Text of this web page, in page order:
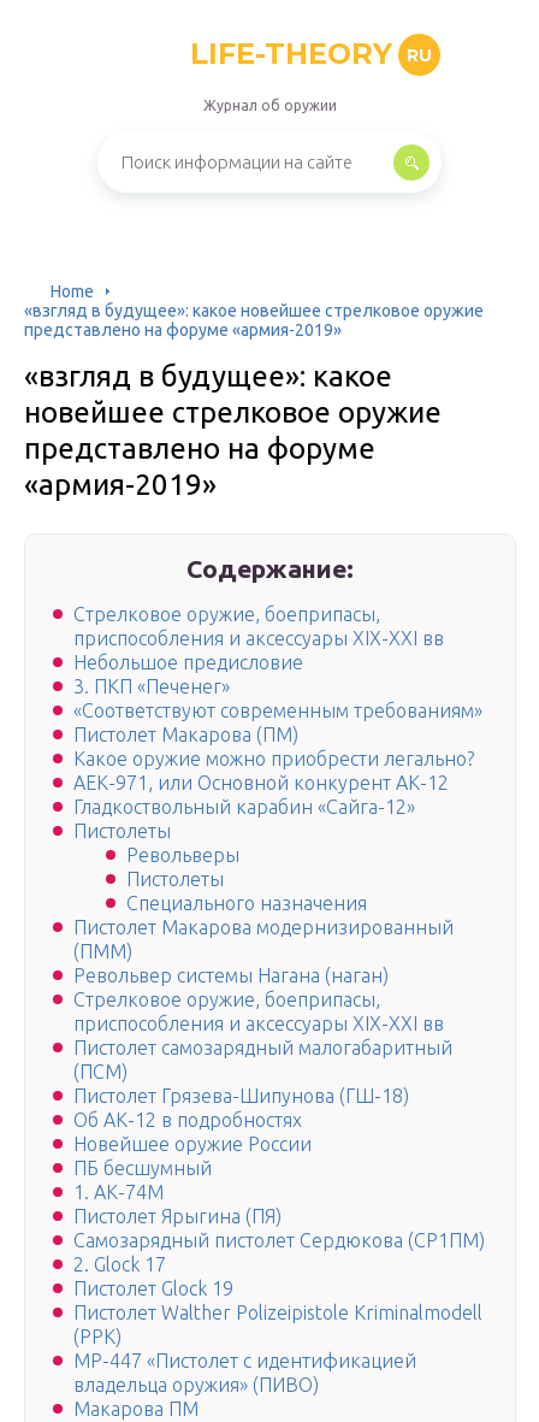
LIFE-THEORY RU
Журнал об оружии
Home
«взгляд в будущее»: какое новейшее стрелковое оружие
представлено на форуме «армия-2019»
«взгляд в будущее»: какое
новейшее стрелковое оружие
представлено на форуме
«армия-2019»
Содержание:
Стрелковое оружие, боеприпасы,
приспособления и аксессуары XIX-XXI вв
Небольшое предисловие
3. ПКП «Печенег»
«Соответствуют современным требованиям»
Пистолет Макарова (ПМ)
Какое оружие можно приобрести легально?
АЕК-971, или Основной конкурент АК-12
Гладкоствольный карабин «Сайга-12»
Пистолеты
Револьверы
Пистолеты
Специального назначения
Пистолет Макарова модернизированный
(ПММ)
Револьвер системы Нагана (наган)
Стрелковое оружие, боеприпасы,
приспособления и аксессуары XIX-XXI вв
Пистолет самозарядный малогабаритный
(ПСМ)
Пистолет Грязева-Шипунова (ГШ-18)
Об АК-12 в подробностях
Новейшее оружие России
ПБ бесшумный
1. АК-74М
Пистолет Ярыгина (ПЯ)
Самозарядный пистолет Сердюкова (СР1ПМ)
2. Glock 17
Пистолет Glock 19
Пистолет Walther Polizeipistole Kriminalmodell
(PPK)
МР-447 «Пистолет с идентификацией
владельца оружия» (ПИВО)
Макарова ПМ